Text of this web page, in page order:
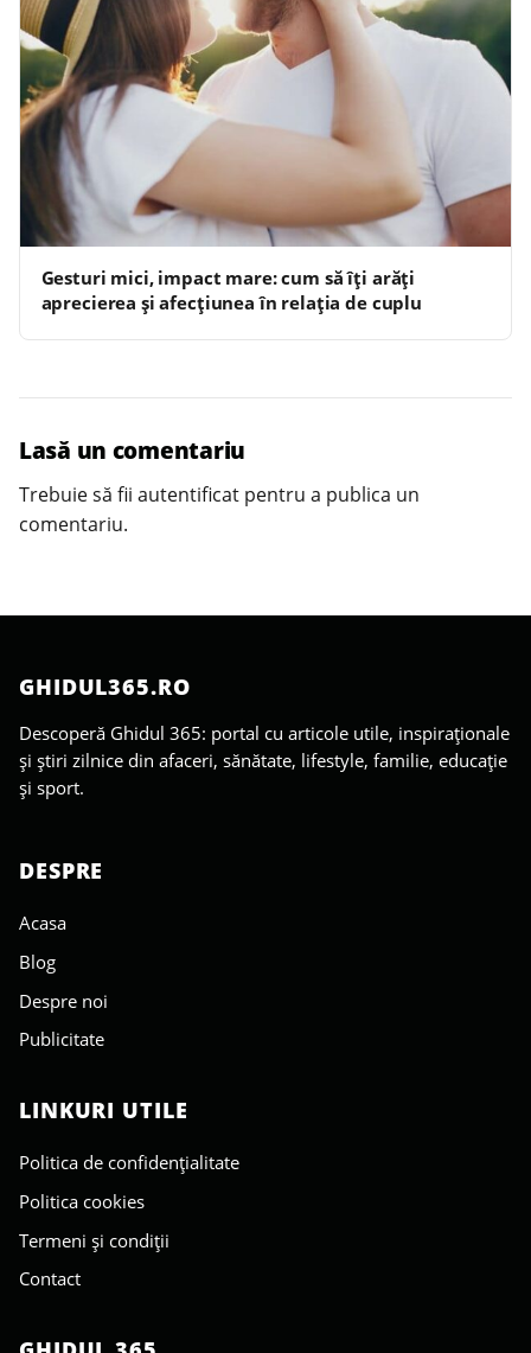
Gesturi mici, impact mare: cum să îți arăți
aprecierea și afecțiunea în relația de cuplu
Lasă un comentariu
Trebuie să fii autentificat pentru a publica un
comentariu.
GHIDUL365.RO
Descoperă Ghidul 365: portal cu articole utile, inspiraționale
și știri zilnice din afaceri, sănătate, lifestyle, familie, educație
și sport.
DESPRE
Acasa
Blog
Despre noi
Publicitate
LINKURI UTILE
Politica de confidențialitate
Politica cookies
Termeni și condiții
Contact